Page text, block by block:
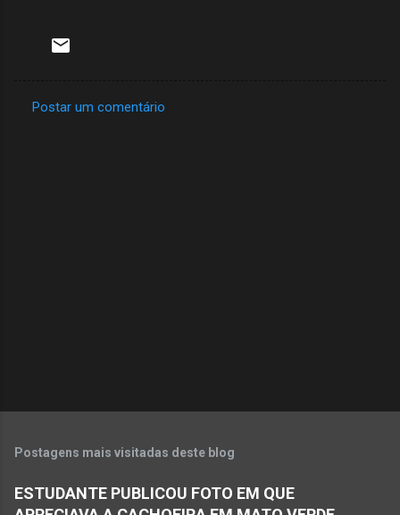
Postar um comentário
Postagens mais visitadas deste blog
ESTUDANTE PUBLICOU FOTO EM QUE